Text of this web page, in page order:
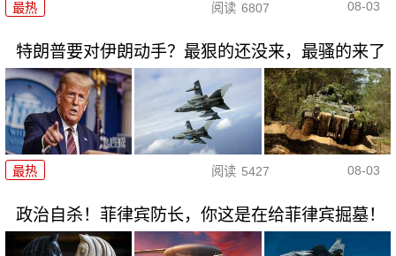
最热 阅读 6807 08-03
特朗普要对伊朗动手？最狠的还没来，最骚的来了
最热 阅读 5427 08-03
政治自杀！菲律宾防长，你这是在给菲律宾掘墓！